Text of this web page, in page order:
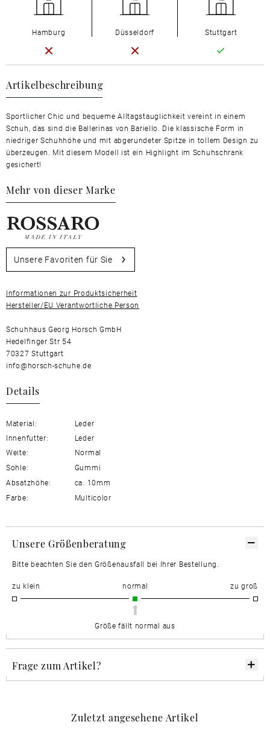
Artikelbeschreibung
Sportlicher Chic und bequeme Alltagstauglichkeit vereint in einem
Schuh, das sind die Ballerinas von Bariello. Die klassische Form in
niedriger Schuhhöhe und mit abgerundeter Spitze in tollem Design zu
überzeugen. Mit diesem Modell ist ein Highlight im Schuhschrank
gesichert!
Mehr von dieser Marke
Unsere Favoriten für Sie
Informationen zur Produktsicherheit
Hersteller/EU Verantwortliche Person
Schuhhaus Georg Horsch GmbH
Hedelfinger Str 54
70327 Stuttgart
info@horsch-schuhe.de
Details
Material:
Leder
Innenfutter:
Leder
Weite:
Normal
Sohle:
Gummi
Absatzhöhe:
ca. 10mm
Farbe:
Multicolor
Hamburg Düsseldorf Stuttgart
Unsere Größenberatung
Bitte beachten Sie den Größenausfall bei Ihrer Bestellung.
zu klein normal zu groß
Größe fällt normal aus
Frage zum Artikel?
Zuletzt angesehene Artikel